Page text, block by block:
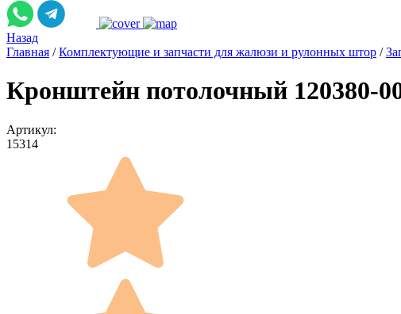
Назад
Главная / Комплектующие и запчасти для жалюзи и рулонных штор /
Кронштейн потолочный 120380-
Артикул:
15314